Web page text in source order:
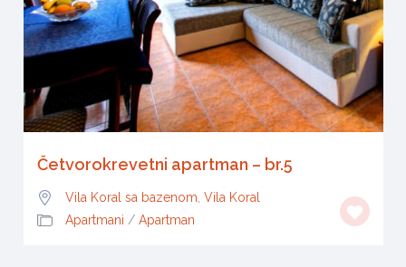
Četvorokrevetni apartman – br.5
Vila Koral sa bazenom Vila Koral
Apartmani / Apartman